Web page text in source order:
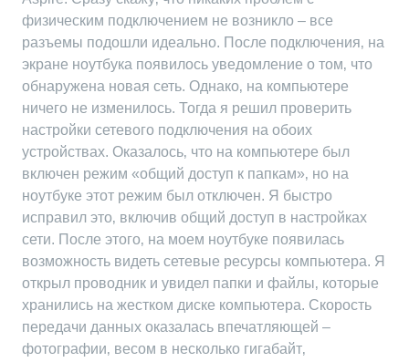
физическим подключением не возникло – все
разъемы подошли идеально. После подключения‚ на
экране ноутбука появилось уведомление о том‚ что
обнаружена новая сеть. Однако‚ на компьютере
ничего не изменилось. Тогда я решил проверить
настройки сетевого подключения на обоих
устройствах. Оказалось‚ что на компьютере был
включен режим «общий доступ к папкам»‚ но на
ноутбуке этот режим был отключен. Я быстро
исправил это‚ включив общий доступ в настройках
сети. После этого‚ на моем ноутбуке появилась
возможность видеть сетевые ресурсы компьютера. Я
открыл проводник и увидел папки и файлы‚ которые
хранились на жестком диске компьютера. Скорость
передачи данных оказалась впечатляющей –
фотографии‚ весом в несколько гигабайт‚